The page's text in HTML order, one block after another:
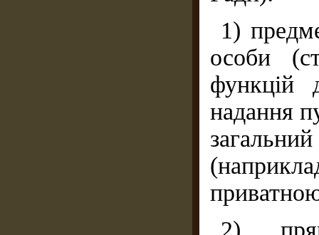
1)
особи
функцій
надання
2)